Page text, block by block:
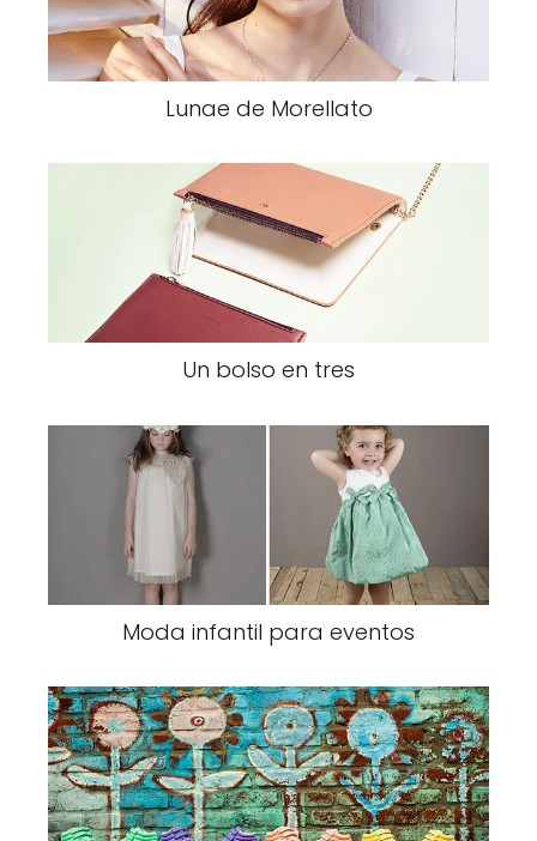
Lunae de Morellato
Un bolso en tres
Moda infantil para eventos